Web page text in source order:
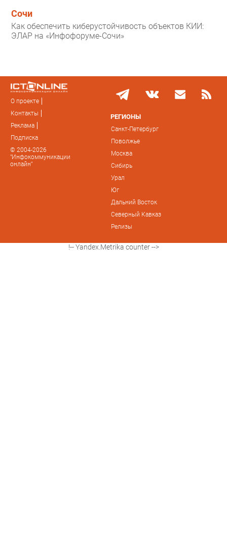
Сочи
Как обеспечить киберустойчивость объектов КИИ:
ЭЛАР на «Инфофоруме-Сочи»
О проекте
Контакты
Реклама
Подписка
© 2004-2026
"Инфокоммуникации
онлайн"
РЕГИОНЫ
Санкт-Петербург
Поволжье
Москва
Сибирь
Урал
Юг
Дальний Восток
Северный Кавказ
Релизы
!-- Yandex.Metrika counter -->